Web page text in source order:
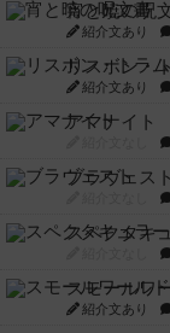
宵と暁の呪
紹介文あり
リスボン・
紹介文あり
アマナイト
ブラヴェスト
スペクタキ
スモールワ
紹介文あり